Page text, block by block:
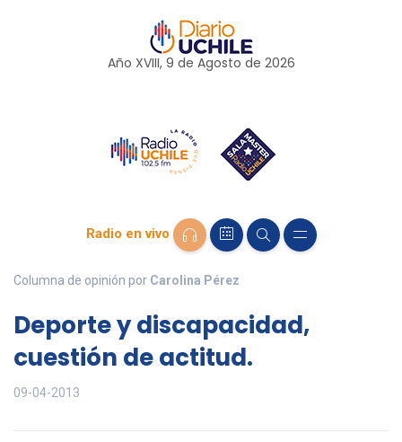
Año XVIII, 9 de Agosto de 2026
Radio en vivo
Columna de opinión por Carolina Pérez
Deporte y discapacidad,
cuestión de actitud.
09-04-2013